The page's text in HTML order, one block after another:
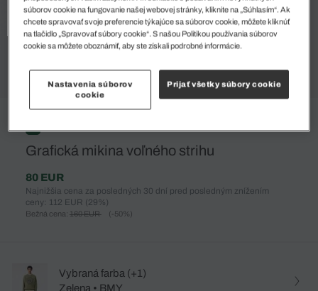
%
Grafická mikina voľného strihu
80 EUR
Najnižšia cena za posledných 30 dní pred posledným znížením
ceny: 112 EUR (29%)
Bežná cena: 160 EUR (-50%)
Vybraná farba (+1)
Zelena • BMY
súborov cookie na fungovanie našej webovej stránky, kliknite na „Súhlasím“. Ak
chcete spravovať svoje preferencie týkajúce sa súborov cookie, môžete kliknúť
na tlačidlo „Spravovať súbory cookie“. S našou Politikou používania súborov
cookie sa môžete oboznámiť, aby ste získali podrobné informácie.
Nastavenia súborov
cookie
Prijať všetky súbory cookie